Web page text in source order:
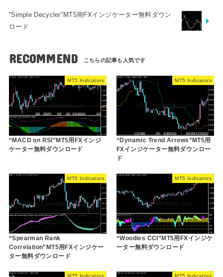
“Simple Decycler"MT5用FXインジケーター無料ダウン
ロード
RECOMMEND
MT5 Indicators
“MACD on RSI”MT5用FXインジ
ケーター無料ダウンロード
MT5 Indicators
“Dynamic Trend Arrows”MT5用
FXインジケーター無料ダウンロー
ド
MT5 Indicators
“Spearman Rank
Correlation”MT5用FXインジケー
ター無料ダウンロード
MT5 Indicators
“Woodies CCI”MT5用FXインジケ
ーター無料ダウンロード